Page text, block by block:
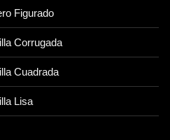
Figurado
Corrugada
Cuadrada
Lisa